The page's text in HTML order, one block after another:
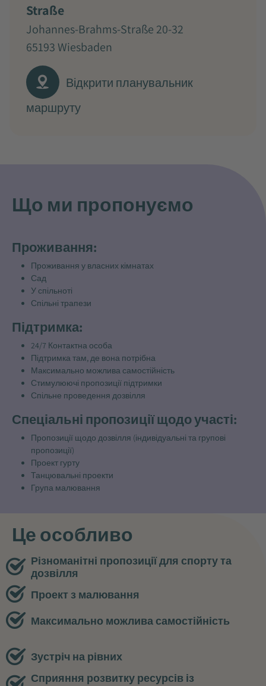
Straße
Johannes-Brahms-Straße 20-32
65193 Wiesbaden
Відкрити планувальник
маршруту
Що ми пропонуємо
Проживання:
Проживання у власних кімнатах
Сад
У спільноті
Спільні трапези
Підтримка:
24/7 Контактна особа
Підтримка там, де вона потрібна
Максимально можлива самостійність
Стимулюючі пропозиції підтримки
Спільне проведення дозвілля
Спеціальні пропозиції щодо участі:
Пропозиції щодо дозвілля (індивідуальні та групові
пропозиції)
Проект гурту
Танцювальні проекти
Група малювання
Це особливо
Різноманітні пропозиції для спорту та
дозвілля
Проект з малювання
Максимально можлива самостійність
Зустріч на рівних
Сприяння розвитку ресурсів із